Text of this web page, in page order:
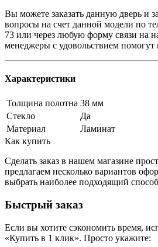
Вы можете заказать данную дверь и
вопросы на счет данной модели по
73 или через любую форму связи на
менеджеры с удовольствием помогут
Характеристики
Толщина полотна 38 мм
Стекло
Да
Материал
Ламинат
Как купить
Сделать заказ в нашем магазине
предлагаем несколько вариантов
выбрать наиболее подходящий
Быстрый заказ
Если вы хотите сэкономить время,
«Купить в 1 клик». Просто укажите: